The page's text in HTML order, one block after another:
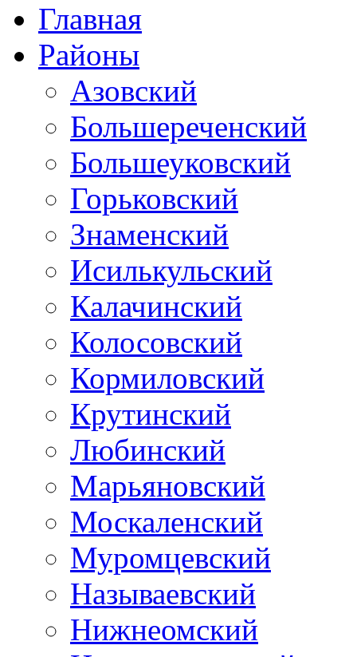
Главная
Районы
Азовский
Большереченский
Большеуковский
Горьковский
Знаменский
Исилькульский
Калачинский
Колосовский
Кормиловский
Крутинский
Любинский
Марьяновский
Москаленский
Муромцевский
Называевский
Нижнеомский